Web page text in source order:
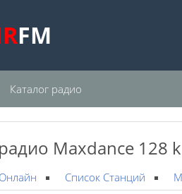
FM
Каталог радио
Maxdance 128
Список Станций